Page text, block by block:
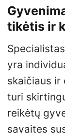
tikėtis ir
yra
skaičiaus ir
turi
reikėtų
savaites